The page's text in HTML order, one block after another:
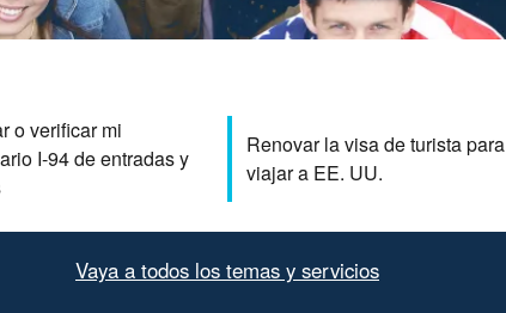
o verificar mi
I-94 de entradas y
Renovar la visa de turista para
viajar a EE. UU.
Vaya a todos los temas y servicios